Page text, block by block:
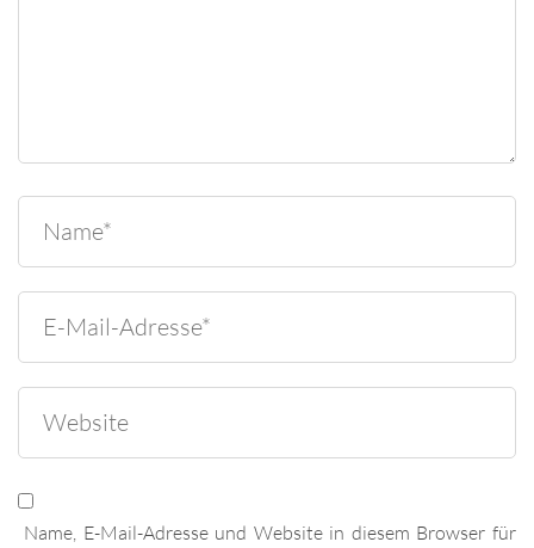
Name, E-Mail-Adresse und Website in diesem Browser für